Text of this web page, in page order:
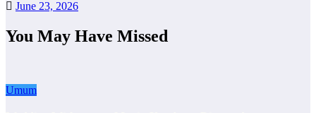
June 23, 2026
You May Have Missed
Umum